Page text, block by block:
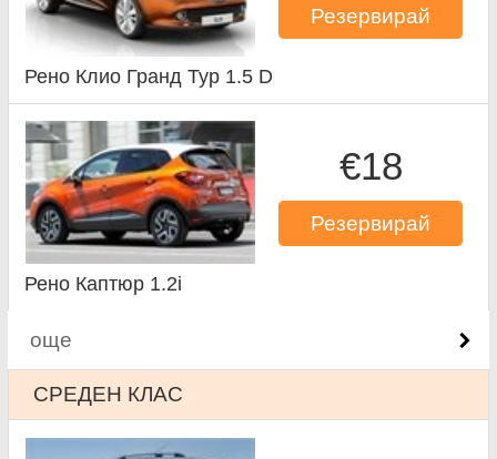
Резервирай
Рено Клио Гранд Тур 1.5 D
€18
Резервирай
Рено Каптюр 1.2i
още
СРЕДЕН КЛАС